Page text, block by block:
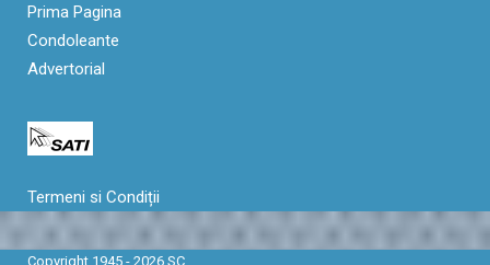
Prima Pagina
Condoleante
Advertorial
Termeni si Condiții
Copyright 1945 - 2026 SC